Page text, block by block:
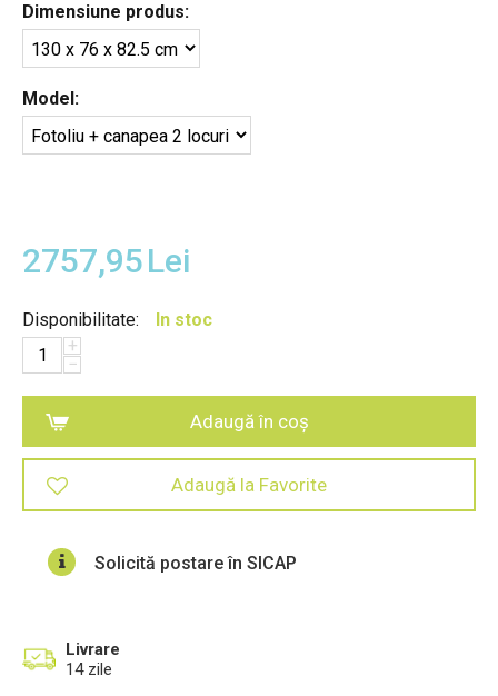
Dimensiune produs:
Model:
2757,95Lei
Disponibilitate:
In stoc
+
−
Adaugă în coș
Adaugă la Favorite
Solicită postare în SICAP
Livrare
14 zile